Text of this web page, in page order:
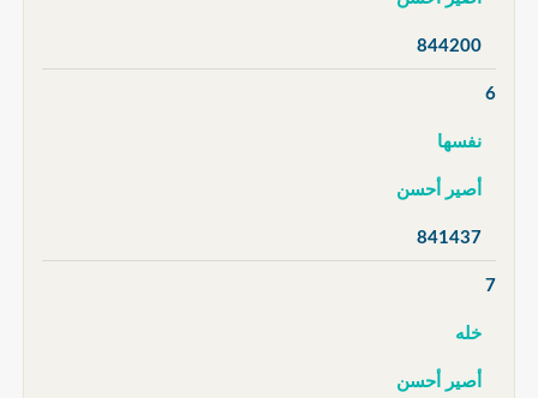
844200
6
نفسها
أصير أحسن
841437
7
خله
أصير أحسن